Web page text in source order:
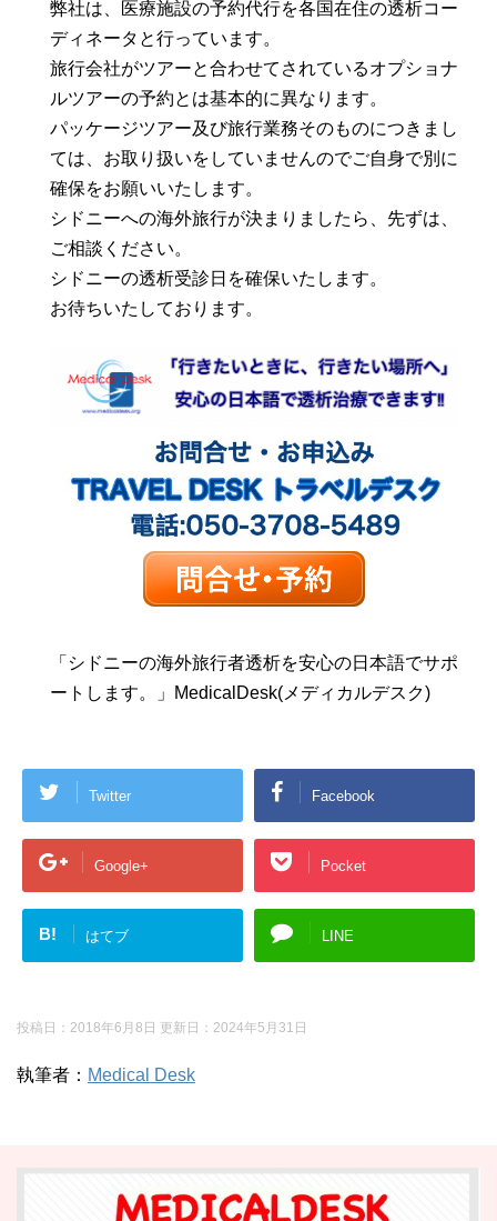
弊社は、医療施設の予約代行を各国在住の透析コー
ディネータと行っています。
旅行会社がツアーと合わせてされているオプショナ
ルツアーの予約とは基本的に異なります。
パッケージツアー及び旅行業務そのものにつきまし
ては、お取り扱いをしていませんのでご自身で別に
確保をお願いいたします。
シドニーへの海外旅行が決まりましたら、先ずは、
ご相談ください。
シドニーの透析受診日を確保いたします。
お待ちいたしております。
「シドニーの海外旅行者透析を安心の日本語でサポ
ートします。」MedicalDesk(メディカルデスク)
Twitter Facebook
Google+ Pocket
B! はてブ LINE
投稿日：2018年6月8日 更新日： 2024年5月31日
執筆者： Medical Desk